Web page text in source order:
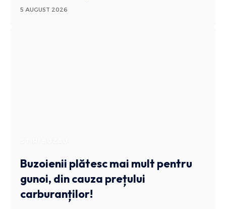
5 AUGUST 2026
Buzoienii plătesc mai mult pentru
gunoi, din cauza prețului
carburanților!